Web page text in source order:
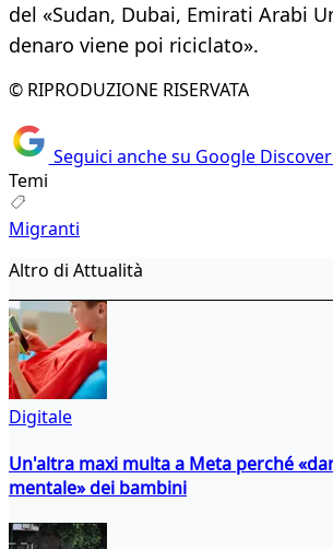
del «Sudan, Dubai, Emirati Arabi
denaro viene poi riciclato».
© RIPRODUZIONE RISERVATA
Seguici anche su Google
Temi
Migranti
Altro di Attualità
Digitale
Un'altra maxi multa a Meta perché
mentale» dei bambini